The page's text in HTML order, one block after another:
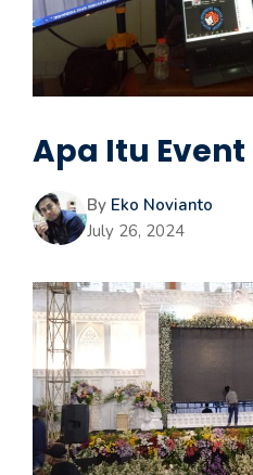
Apa Itu
By Eko Novianto
July 26, 2024